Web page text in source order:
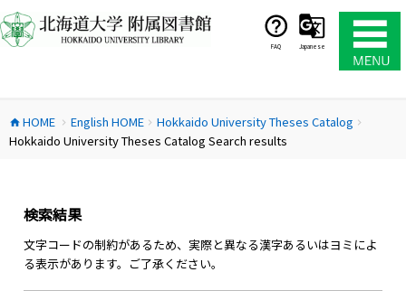
ン
テ
ス
キ
FAQ Japanese
home HOME chevron_right English HOMEchevron_right Hokkaido University Theses Catalog chevron_right
Hokkaido University Theses Catalog Search results
検索結果
文字コードの制約があるため、実際と異なる漢字あるいはヨミによ
る表示があります。ご了承ください。